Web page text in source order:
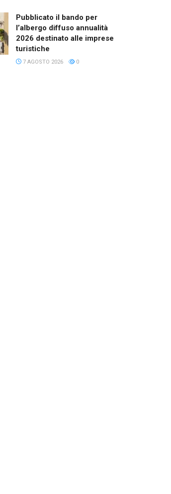
Pubblicato il bando per
l’albergo diffuso annualità
2026 destinato alle imprese
turistiche
7 AGOSTO 2026 0